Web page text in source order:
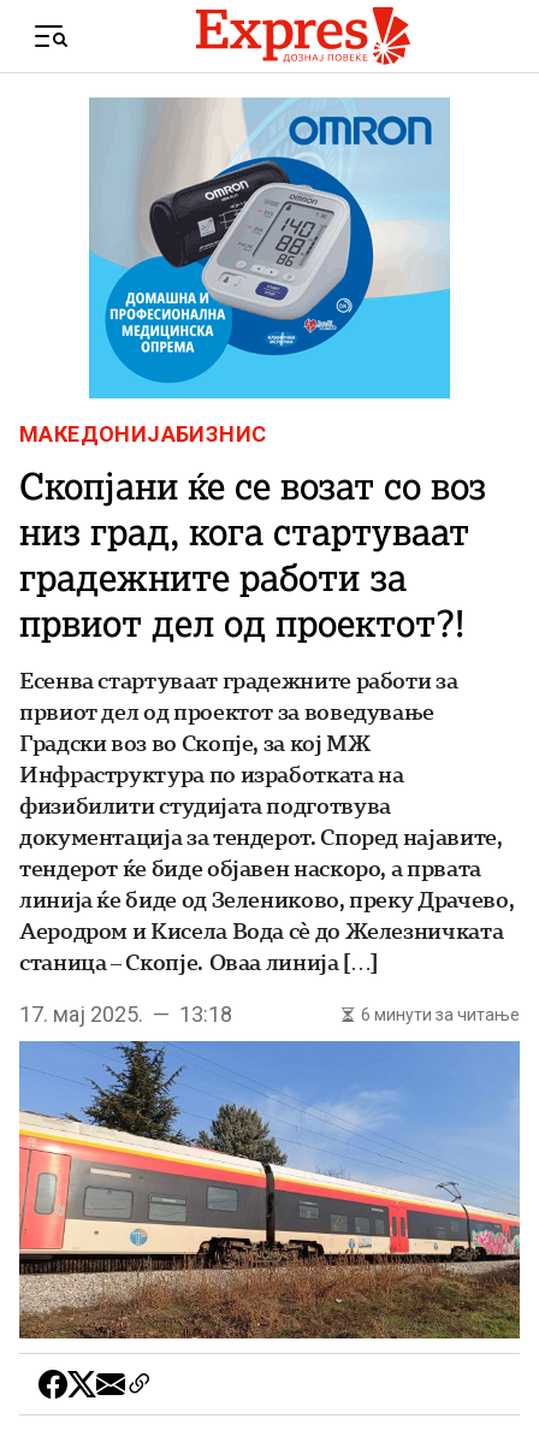
Menu
МАКЕДОНИЈАБИЗНИС
Скопјани ќе се возат со воз
низ град, кога стартуваат
градежните работи за
првиот дел од проектот?!
Есенва стартуваат градежните работи за
првиот дел од проектот за воведување
Градски воз во Скопје, за кој МЖ
Инфраструктура по изработката на
физибилити студијата подготвува
документација за тендерот. Според најавите,
тендерот ќе биде објавен наскоро, а првата
линија ќе биде од Зелениково, преку Драчево,
Аеродром и Кисела Вода сè до Железничката
станица – Скопје. Оваа линија […]
17. мај 2025. — 13:18 6 минути за читање